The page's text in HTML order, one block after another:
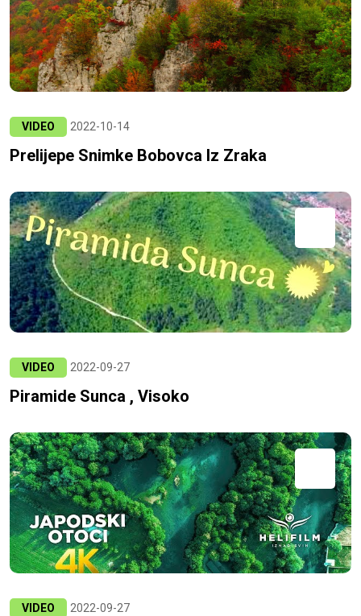
VIDEO 2022-10-14
Prelijepe Snimke Bobovca Iz Zraka
VIDEO 2022-09-27
Piramide Sunca , Visoko
VIDEO 2022-09-27